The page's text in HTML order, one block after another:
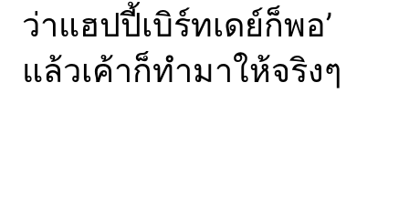
ว่าแฮปปี้เบิร์ทเดย์ก็พอ’
แล้วเค้าก็ทำมาให้จริงๆ